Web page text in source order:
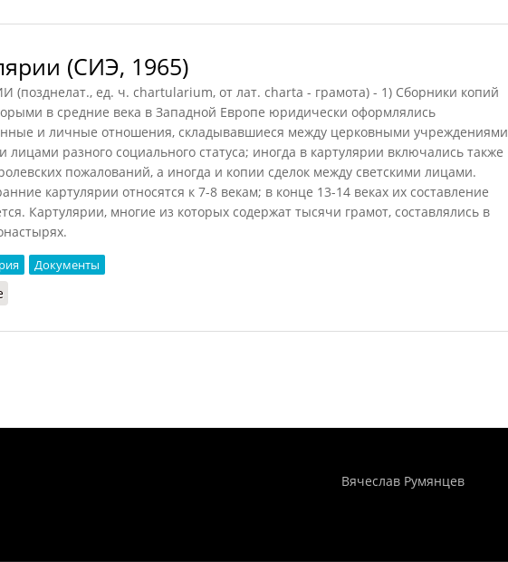
(СИЭ, 1965)
(позднелат., ед. ч. chartularium, от лат. charta - грамота) - 1) Сборники копий
в средние века в Западной Европе юридически оформлялись
и личные отношения, складывавшиеся между церковными учреждениями
лицами разного социального статуса; иногда в картулярии включались также
пожалований, а иногда и копии сделок между светскими лицами.
картулярии относятся к 7-8 векам; в конце 13-14 веках их составление
Картулярии, многие из которых содержат тысячи грамот, составлялись в
Документы
Вячеслав Румянцев